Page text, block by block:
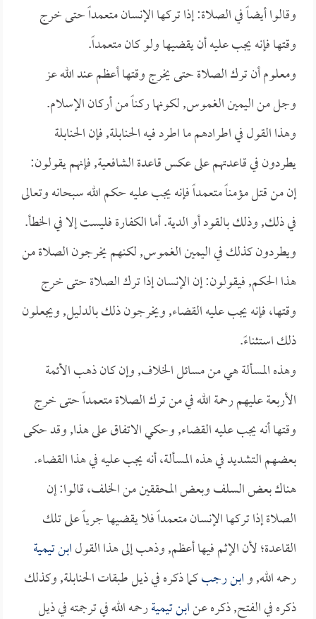
وقالوا أيضاً في الصلاة: إذا تركها الإنسان متعمداً حتى خرج
وقتها فإنه يجب عليه أن يقضيها ولو كان متعمداً.
ومعلوم أن ترك الصلاة حتى يخرج وقتها أعظم عند الله عز
وجل من اليمين الغموس, لكونها ركناً من أركان الإسلام.
وهذا القول في اطرادهم ما اطرد فيه الحنابلة, فإن الحنابلة
يطردون في قاعدتهم على عكس قاعدة الشافعية, فإنهم يقولون:
إن من قتل مؤمناً متعمداً فإنه يجب عليه حكم الله سبحانه وتعالى
في ذلك, وذلك بالقود أو الدية. أما الكفارة فليست إلا في الخطأ.
ويطردون كذلك في اليمين الغموس, لكنهم يخرجون الصلاة من
هذا الحكم, فيقولون: إن الإنسان إذا ترك الصلاة حتى خرج
وقتها، فإنه يجب عليه القضاء, ويخرجون ذلك بالدليل, ويجعلون
ذلك استثناءً.
وهذه المسألة هي من مسائل الخلاف, وإن كان ذهب الأئمة
الأربعة عليهم رحمة الله في من ترك الصلاة متعمداً حتى خرج
وقتها أنه يجب عليه القضاء, وحكي الاتفاق على هذا, وقد حكى
بعضهم التشديد في هذه المسألة، أنه يجب عليه في هذا القضاء.
هناك بعض السلف وبعض المحققين من الخلف، قالوا: إن
الصلاة إذا تركها الإنسان متعمداً فلا يقضيها جرياً على تلك
القاعدة؛ لأن الإثم فيها أعظم, وذهب إلى هذا القولابن تيمية
رحمه الله, وابن رجبكما ذكره في ذيل طبقات الحنابلة, وكذلك
ذكره في الفتح, ذكره عنابن تيميةرحمه الله في ترجمته في ذيل